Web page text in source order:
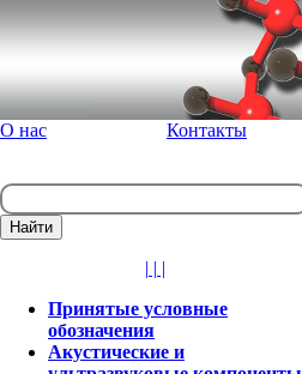
О нас Контакты
| | |
Принятые условные
обозначения
Акустические и